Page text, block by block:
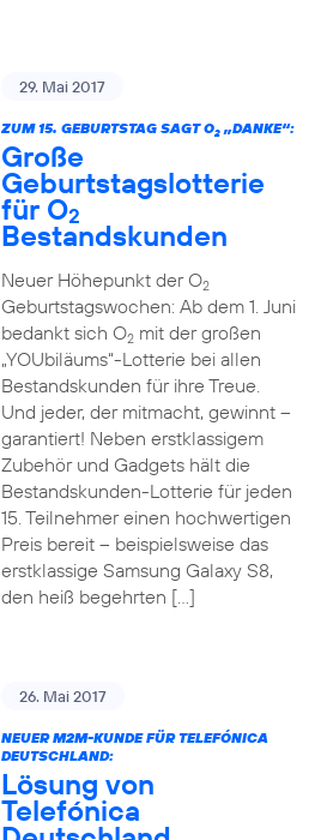
29. Mai 2017
ZUM 15. GEBURTSTAG SAGT O2„DANKE“:
Große
Geburtstagslotterie
für O2
Bestandskunden
Neuer Höhepunkt der O2
Geburtstagswochen: Ab dem 1. Juni
bedankt sich O2mit der großen
„YOUbiläums“-Lotterie bei allen
Bestandskunden für ihre Treue.
Und jeder, der mitmacht, gewinnt –
garantiert! Neben erstklassigem
Zubehör und Gadgets hält die
Bestandskunden-Lotterie für jeden
15. Teilnehmer einen hochwertigen
Preis bereit – beispielsweise das
erstklassige Samsung Galaxy S8,
den heiß begehrten […]
26. Mai 2017
NEUER M2M-KUNDE FÜR TELEFÓNICA
DEUTSCHLAND:
Lösung von
Telefónica